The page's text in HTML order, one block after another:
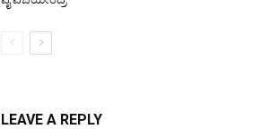
LEAVE A REPLY